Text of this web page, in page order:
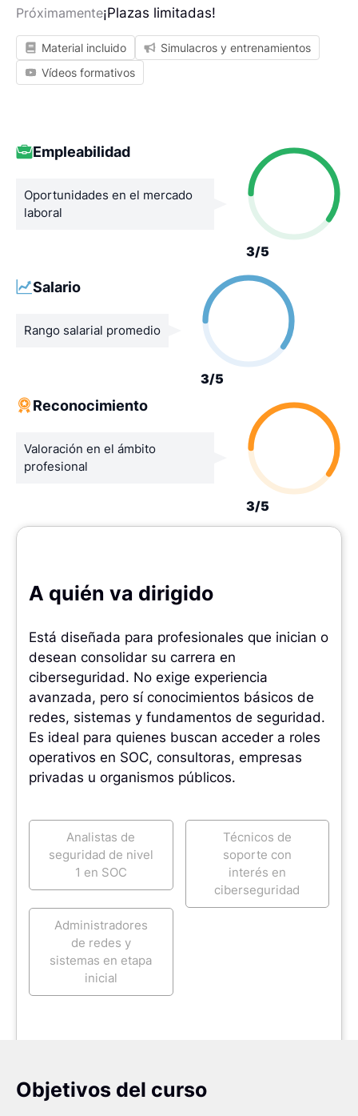
Próximamente¡Plazas limitadas!
Material incluido
Simulacros y entrenamientos
Vídeos formativos
Empleabilidad
Oportunidades en el mercado
laboral
3/5
Salario
Rango salarial promedio
3/5
Reconocimiento
Valoración en el ámbito
profesional
3/5
A quién va dirigido
Está diseñada para profesionales que inician o
desean consolidar su carrera en
ciberseguridad. No exige experiencia
avanzada, pero sí conocimientos básicos de
redes, sistemas y fundamentos de seguridad.
Es ideal para quienes buscan acceder a roles
operativos en SOC, consultoras, empresas
privadas u organismos públicos.
Analistas de
seguridad de nivel
1 en SOC
Técnicos de
soporte con
interés en
ciberseguridad
Administradores
de redes y
sistemas en etapa
inicial
Objetivos del curso